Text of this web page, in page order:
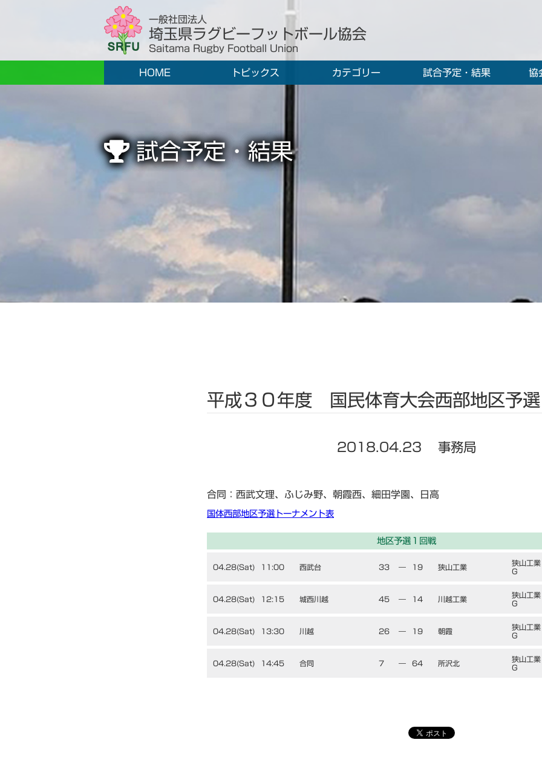
一般社団法人
埼玉県ラグビーフットボール協会
Saitama Rugby Football Union
HOME トピックス カテゴリー 試合予定・結果 協
試合予定・結果
平成３０年度 国民体育大会西部地区予
2018.04.23 事務局
合同：西武文理、ふじみ野、朝霞西、細田学園、日高
国体西部地区予選トーナメント表
地区予選１回戦
04.28(Sat) 11:00 西武台 33 ― 19 狭山工業
狭山工業
G
04.28(Sat) 12:15 城西川越 45 ― 14 川越工業
狭山工業
G
04.28(Sat) 13:30 川越 26 ― 19 朝霞
狭山工業
G
04.28(Sat) 14:45 合同 7 ― 64 所沢北
狭山工業
G